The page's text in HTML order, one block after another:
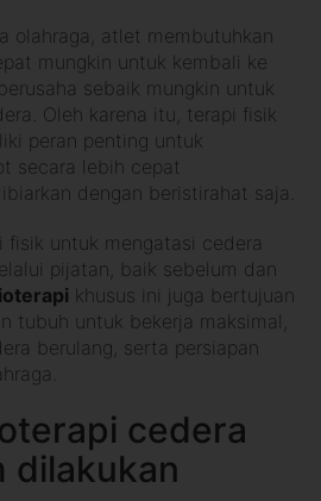
olahraga, atlet membutuhkan
mungkin untuk kembali ke
sebaik mungkin untuk
Oleh karena itu, terapi fisik
peran penting untuk
secara lebih cepat
dengan beristirahat saja.
fisik untuk mengatasi cedera
pijatan, baik sebelum dan
khusus ini juga bertujuan
tubuh untuk bekerja maksimal,
berulang, serta persiapan
cedera
dilakukan